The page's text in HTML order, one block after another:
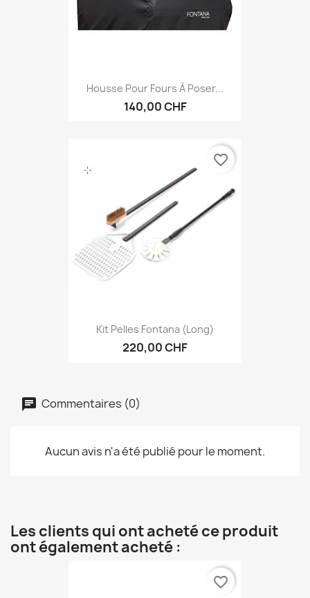
Housse Pour Fours À Poser...
140,00 CHF
Kit Pelles Fontana (long)
220,00 CHF
favorite_border
Commentaires (0)
Aucun avis n'a été publié pour le moment.
Les clients qui ont acheté ce produit
ont également acheté :
favorite_border